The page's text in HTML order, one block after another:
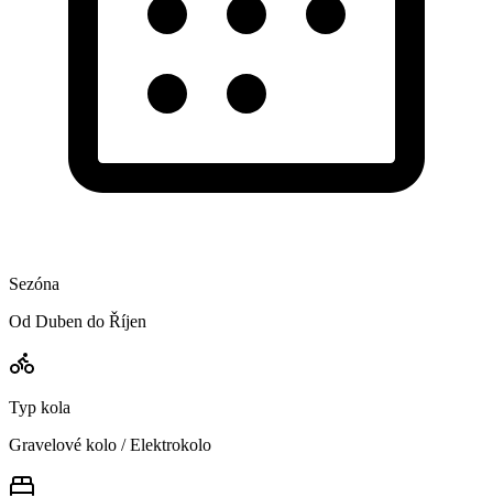
Sezóna
Od Duben do Říjen
Typ kola
Gravelové kolo / Elektrokolo